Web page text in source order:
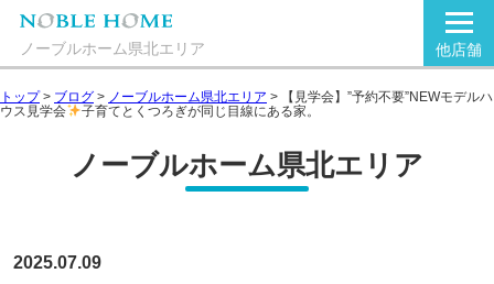
ノーブルホーム県北エリア 他店舗
トップ> ブログ > ノーブルホーム県北エリア >
【見学会】”予約不要”NEWモデルハ
ウス見学会
子育てとくつろぎが同じ目線にある家。
ノーブルホーム県北エリア
2025.07.09